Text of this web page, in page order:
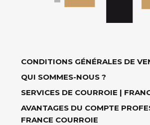
CONDITIONS GÉNÉRALES DE
QUI SOMMES-NOUS ?
SERVICES DE COURROIE |
AVANTAGES DU COMPTE
FRANCE COURROIE